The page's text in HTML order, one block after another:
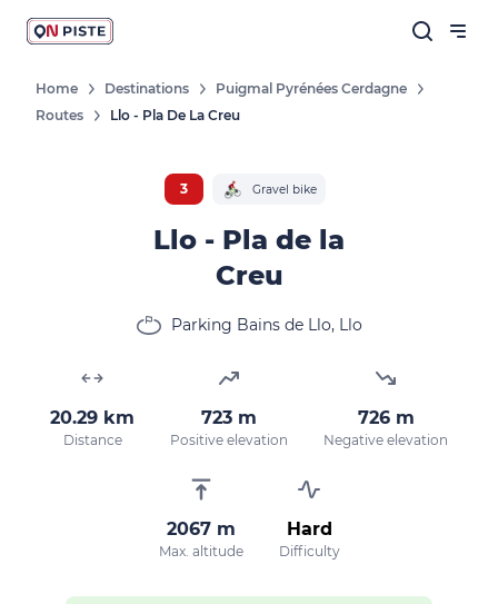
Home Destinations
Puigmal Pyrénées Cerdagne
Routes
Llo - Pla De La Creu
3 Gravel bike
Llo - Pla de la
Creu
Parking Bains de Llo, Llo
20.29 km
Distance
723 m
Positive elevation
726 m
Negative elevation
2067 m
Max. altitude
Hard
Difficulty